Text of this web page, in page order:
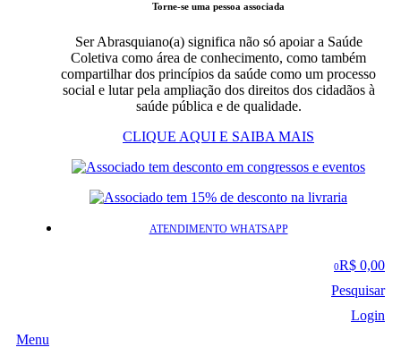
Torne-se uma pessoa associada
Ser Abrasquiano(a) significa não só apoiar a Saúde
Coletiva como área de conhecimento, como também
compartilhar dos princípios da saúde como um processo
social e lutar pela ampliação dos direitos dos cidadãos à
saúde pública e de qualidade.
CLIQUE AQUI E SAIBA MAIS
ATENDIMENTO WHATSAPP
0R$ 0,00
Pesquisar
Login
Menu